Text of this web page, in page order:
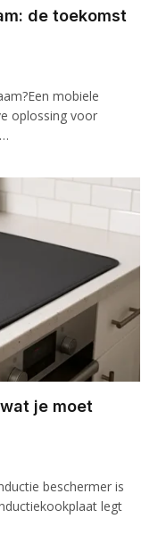
de toekomst
mobiele
oplossing voor
je moet
beschermer is
legt